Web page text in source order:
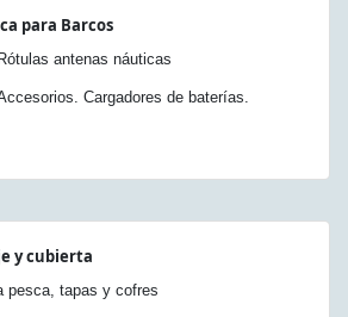
para Barcos
antenas náuticas
Cargadores de baterías.
y cubierta
pesca, tapas y cofres